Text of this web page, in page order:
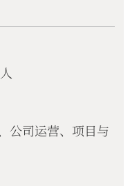
公司运营、项目与